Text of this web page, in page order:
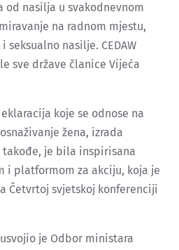
od nasilja u svakodnevnom
na radnom mjestu,
nasilje. CEDAW
sve države članice Vijeća
koje se odnose na
žena, izrada
je bila inspirisana
i platformom za akciju, koja je
Četvrtoj svjetskoj konferenciji
je Odbor ministara